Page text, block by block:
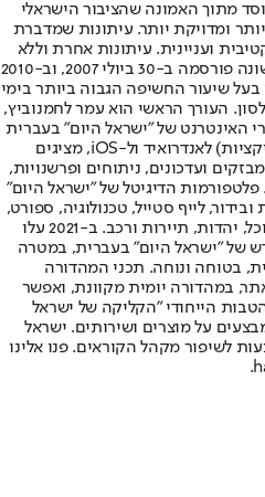
מתוך האמונה שהציבור הישראלי
ומדויקת יותר. עיתונות שמדברת
ועניינית. עיתונות אחרת וללא
תשלום. המהדורה המודפסת הראשונה פורסמה ב-30 ביולי 2007, וב-2010
בעל שיעור החשיפה הגבוה ביותר בימי
העורך הראשי הוא עמר לחמנוביץ,
האינטרנט של "ישראל היום" בעברית
ובאנגלית, כמו כן היישומונים (אפליקציות) לאנדרואיד ול-iOS, מציגים
ועדכונים, ניתוחים ופרשנויות,
פלטפורמות הדיגיטל של "ישראל היום"
לייף סטייל, טכנולוגיה, ספורט,
כלכלה וצרכנות, בריאות, חיילים, אוכל, יהדות, תיירות ורכב. ב-2021 עלו
של "ישראל היום" בעברית, במטרה
בטוחה ונוחה. תכני המהדורה
במהדורה יומית מקוונת, ואפשר
הייחודי "הקליקה של ישראל
על מוצרים ושירותים. ישראל
לשיפור מקהל הקוראים. פנו אלינו